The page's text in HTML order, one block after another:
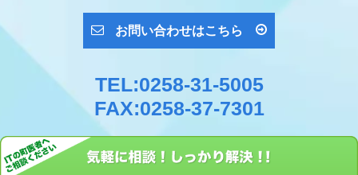
お問い合わせはこちら
TEL:0258-31-5005
FAX:0258-37-7301